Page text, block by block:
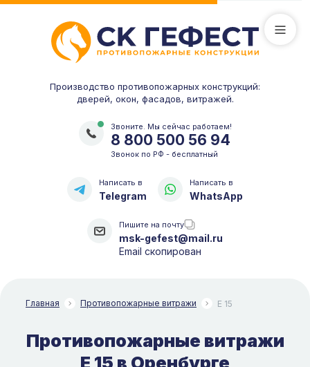
Производство противопожарных конструкций:
дверей, окон, фасадов, витражей.
Написать в
Telegram
Написать в
WhatsApp
Пишите на почту
msk-gefest@mail.ru
Email скопирован
Звоните. Мы сейчас работаем!
8 800 500 56 94
Звонок по РФ - бесплатный
Главная Противопожарные витражи E 15
Противопожарные витражи